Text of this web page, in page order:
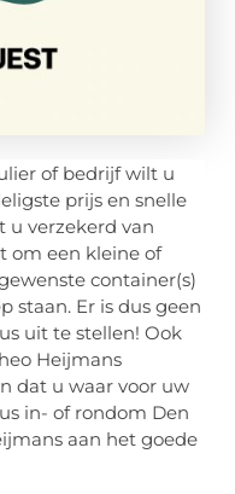
of bedrijf wilt u
prijs en snelle
u verzekerd van
om een kleine of
container(s)
staan. Er is dus geen
uit te stellen! Ook
Heijmans
dat u waar voor uw
in- of rondom Den
aan het goede